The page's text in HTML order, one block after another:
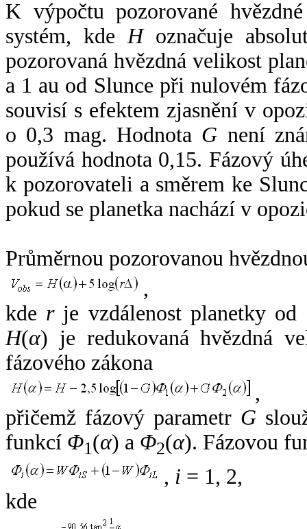
K výpočtu pozorované
systém, kde Hoznačuje
pozorovaná hvězdná velikost
a 1 au od Slunce při nulovém
souvisí s efektem zjasnění v
o 0,3 mag. Hodnota G není
používá hodnota 0,15. Fázový
k pozorovateli a směrem ke
pokud se planetka nachází v
Průměrnou pozorovanou
,
kde rje vzdálenost planetky od
H(α) je redukovaná hvězdná
fázového zákona
,
přičemž fázový parametr G
funkcí Φ1(α) a Φ2(α). Fázovou
, i = 1, 2,
kde